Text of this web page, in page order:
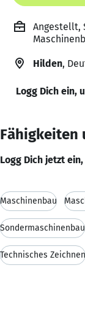
Angestellt,
Hilden,
Logg Dich ein,
Fähigkeiten
Logg Dich jetzt
Maschinenbau
Sondermaschinenbau
Technisches Zeichnen